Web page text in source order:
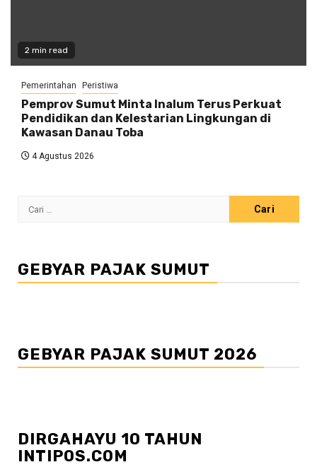
2 min read
Pemerintahan Peristiwa
Pemprov Sumut Minta Inalum Terus Perkuat
Pendidikan dan Kelestarian Lingkungan di
Kawasan Danau Toba
4 Agustus 2026
Cari
GEBYAR PAJAK SUMUT
GEBYAR PAJAK SUMUT 2026
DIRGAHAYU 10 TAHUN
INTIPOS.COM